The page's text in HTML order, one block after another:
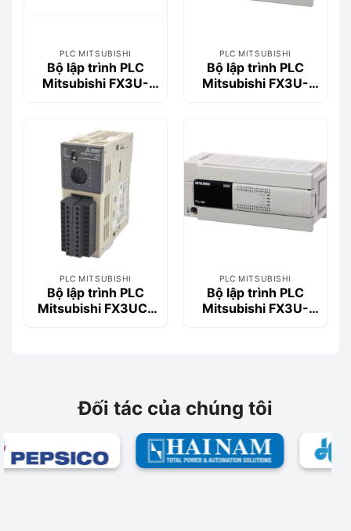
PLC MITSUBISHI
Bộ lập trình PLC
Mitsubishi FX3U-
PLC MITSUBISHI
Bộ lập trình PLC
Mitsubishi FX3U-
PLC MITSUBISHI
Bộ lập trình PLC
Mitsubishi FX3UC-
PLC MITSUBISHI
Bộ lập trình PLC
Mitsubishi FX3U-
Đối tác của chúng tôi